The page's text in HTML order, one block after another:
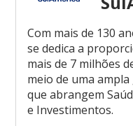
Com mais de 130
se dedica a
mais de 7 milhões
meio de uma
que abrangem
e Investimentos.